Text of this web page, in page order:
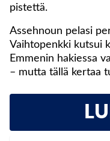
pistettä.
Assehnoun pelasi
Vaihtopenkki kutsui
Emmenin hakiessa
– mutta tällä kertaa